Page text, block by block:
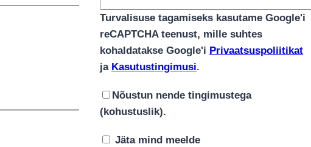
Turvalisuse tagamiseks kasutame Google'i
reCAPTCHA teenust, mille suhtes
kohaldatakse Google'i Privaatsuspoliitikat
ja Kasutustingimusi.
Nõustun nende tingimustega
(kohustuslik).
Jäta mind meelde